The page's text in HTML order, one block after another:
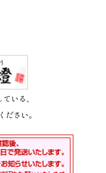
いる、
さい。